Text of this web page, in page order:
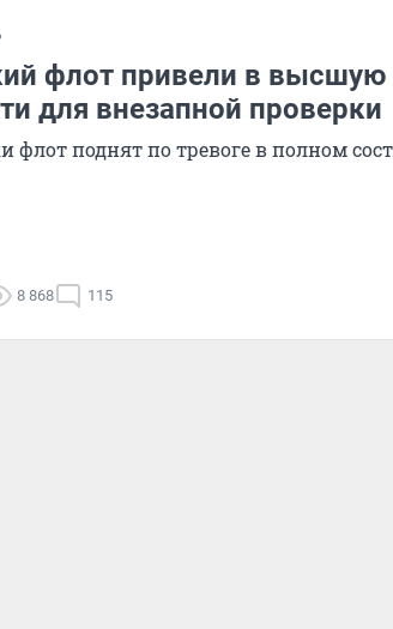
флот привели в высшую
для внезапной проверки
флот поднят по тревоге в полном
8 868 115